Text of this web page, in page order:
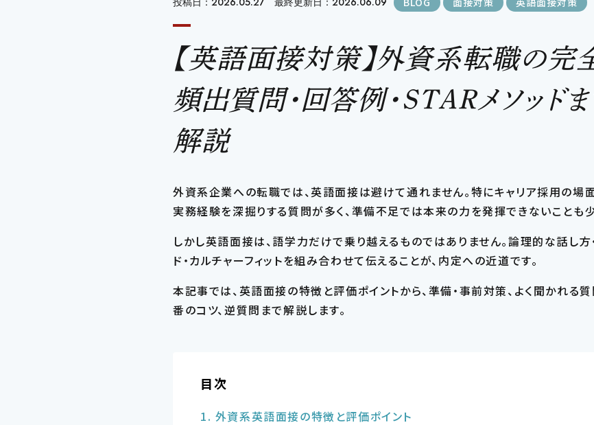
【英語面接対策】外資系転職の完
頻出質問・回答例・STARメソッド
解説
外資系企業への転職では、英語面接は避けて通れません。特にキャリア採用の場
実務経験を深掘りする質問が多く、準備不足では本来の力を発揮できないことも少
しかし英語面接は、語学力だけで乗り越えるものではありません。論理的な話し方
ド・カルチャーフィットを組み合わせて伝えることが、内定への近道です。
本記事では、英語面接の特徴と評価ポイントから、準備・事前対策、よく聞かれる
番のコツ、逆質問まで解説します。
目次
1. 外資系英語面接の特徴と評価ポイント